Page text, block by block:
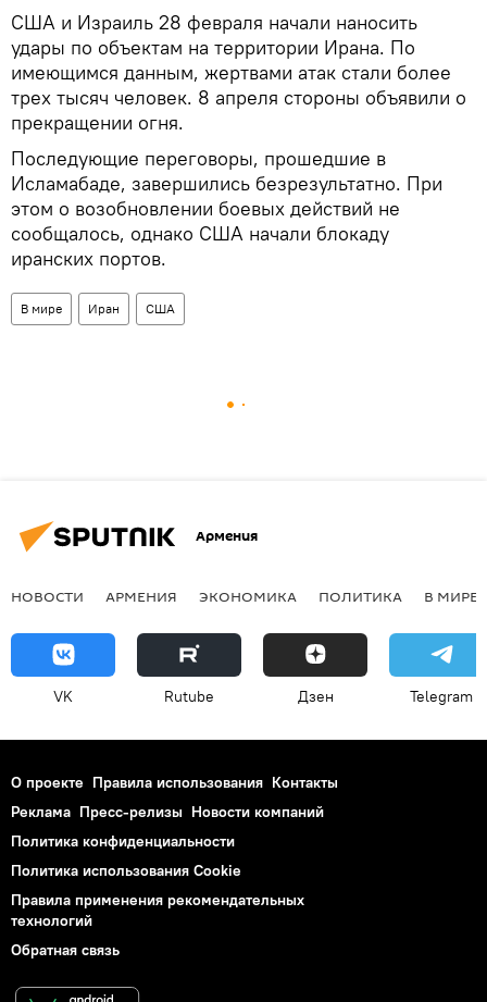
США и Израиль 28 февраля начали наносить
удары по объектам на территории Ирана. По
имеющимся данным, жертвами атак стали более
трех тысяч человек. 8 апреля стороны объявили о
прекращении огня.
Последующие переговоры, прошедшие в
Исламабаде, завершились безрезультатно. При
этом о возобновлении боевых действий не
сообщалось, однако США начали блокаду
иранских портов.
В мире Иран США
Армения
НОВОСТИ АРМЕНИЯ ЭКОНОМИКА ПОЛИТИКА В МИРЕ
VK Rutube Дзен Telegram
О проекте Правила использования Контакты
Реклама Пресс-релизы Новости компаний
Политика конфиденциальности
Политика использования Cookie
Правила применения рекомендательных
технологий
Обратная связь